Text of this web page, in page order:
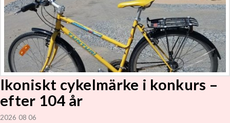
Ikoniskt cykelmärke i konkurs –
efter 104 år
2026 08 06